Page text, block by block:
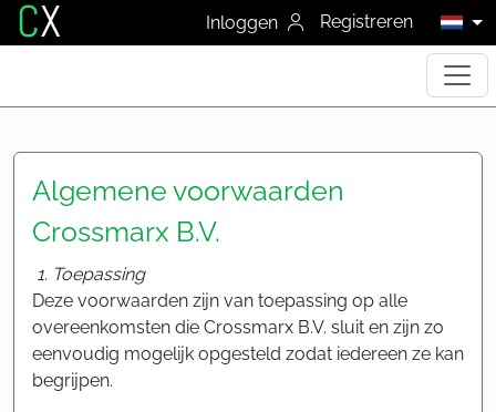
CX Inloggen Registreren
Algemene voorwaarden
Crossmarx B.V.
1. Toepassing
Deze voorwaarden zijn van toepassing op alle
overeenkomsten die Crossmarx B.V. sluit en zijn zo
eenvoudig mogelijk opgesteld zodat iedereen ze kan
begrijpen.